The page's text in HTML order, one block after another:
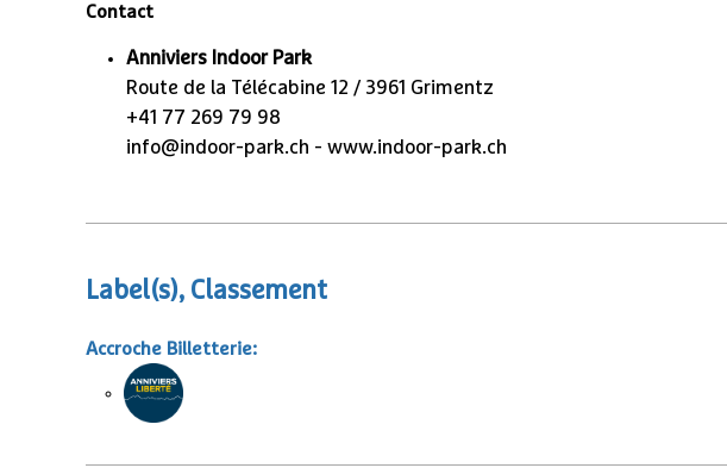
Contact
Anniviers Indoor Park
Route de la Télécabine 12 / 3961 Grimentz
+41 77 269 79 98
info@indoor-park.ch - www.indoor-park.ch
Label(s), Classement
Accroche Billetterie: